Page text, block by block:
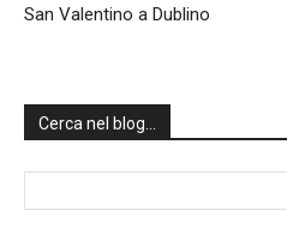
San Valentino a Dublino
Cerca nel blog…